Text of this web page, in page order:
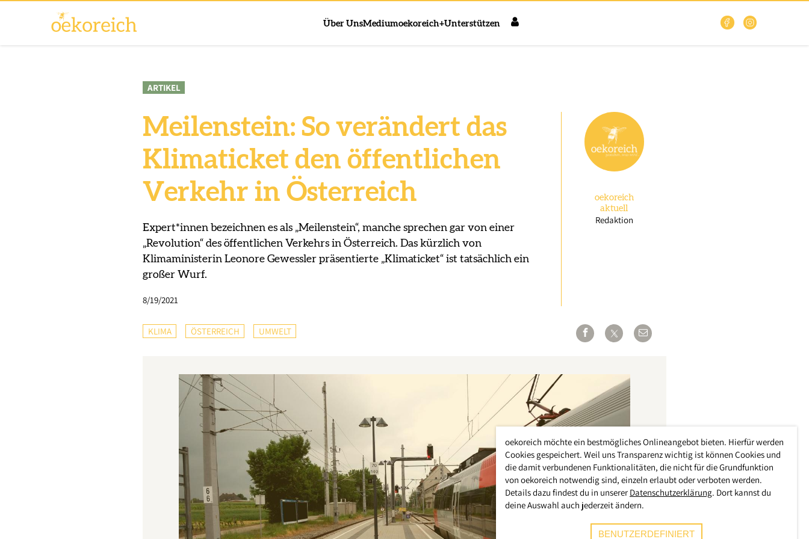
Über UnsMediumoekoreich+Unterstützen
ARTIKEL
Meilenstein: So verändert das
Klimaticket den öffentlichen
Verkehr in Österreich
Expert*innen bezeichnen es als „Meilenstein“, manche sprechen gar von einer
„Revolution“ des öffentlichen Verkehrs in Österreich. Das kürzlich von
Klimaministerin Leonore Gewessler präsentierte „Klimaticket“ ist tatsächlich ein
großer Wurf.
8/19/2021
oekoreich
aktuell
Redaktion
KLIMA ÖSTERREICH UMWELT
oekoreich möchte ein bestmögliches Onlineangebot bieten. Hierfür werden
Cookies gespeichert. Weil uns Transparenz wichtig ist können Cookies und
die damit verbundenen Funktionalitäten, die nicht für die Grundfunktion
von oekoreich notwendig sind, einzeln erlaubt oder verboten werden.
Details dazu findest du in unserer Datenschutzerklärung. Dort kannst du
deine Auswahl auch jederzeit ändern.
BENUTZERDEFINIERT